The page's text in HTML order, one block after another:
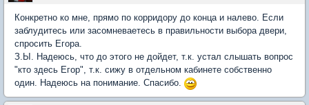
Конкретно ко мне, прямо по корридору до конца и налево. Если
заблудитесь или засомневаетесь в правильности выбора двери,
спросить Егора.
З.Ы. Надеюсь, что до этого не дойдет, т.к. устал слышать вопрос
"кто здесь Егор", т.к. сижу в отдельном кабинете собственно
один. Надеюсь на понимание. Спасибо.